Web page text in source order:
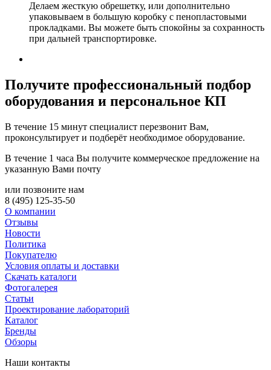
Делаем жесткую обрешетку, или дополнительно
упаковываем в большую коробку с пенопластовыми
прокладками. Вы можете быть спокойны за сохранность
при дальней транспортировке.
Получите профессиональный подбор
оборудования и персональное КП
В течение 15 минут специалист перезвонит Вам,
проконсультирует и подберёт необходимое оборудование.
В течение 1 часа Вы получите коммерческое предложение на
указанную Вами почту
или позвоните нам
8 (495) 125-35-50
О компании
Отзывы
Новости
Политика
Покупателю
Условия оплаты и доставки
Скачать каталоги
Фотогалерея
Статьи
Проектирование лабораторий
Каталог
Бренды
Обзоры
Наши контакты